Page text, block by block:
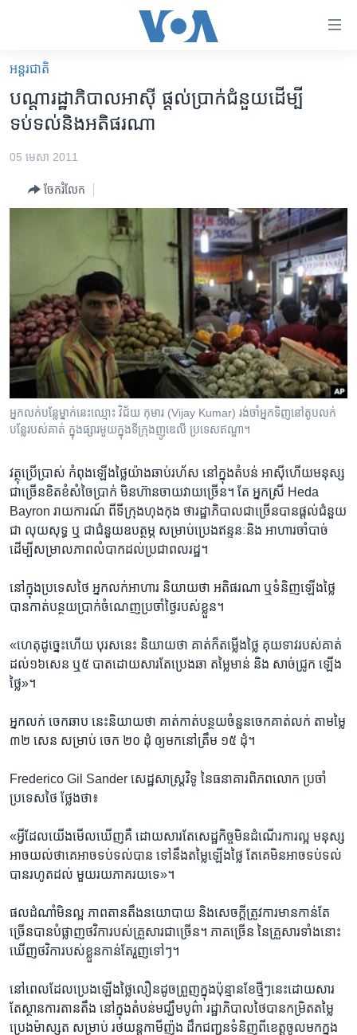
គេហទំព័រ​
ទាក់ទង
និង​
ព័ត៌មាន​​
ទៅ​
ទំព័រ​
រចនា
សម្ព័ន្ធ​
រំលង​
និង​
ចូល​
កាន់​
ទំព័រ​
ស្វែង​
រក
អន្តរជាតិ
ហេឡូវីអូអេ
ព្រឹត្តិការណ៍ព័ត៌មាន
ទូរទស្សន៍ / វីដេអូ​
វិទ្យុ / ផតខាសថ៍
កម្មវិធីទាំងអស់
Khmer English
បណ្តាញ​សង្គម
ភាសា
អន្តរជាតិ
បណ្តារដ្ឋាភិបាលអាស៊ី ​ផ្តល់ប្រាក់ជំនួយ​ដើម្បី​
ទប់ទល់​និង​អតិផរណា
05 មេសា 2011
ចែករំលែក
អ្នកលក់​បន្លែ​ម្នាក់នេះ​ឈ្មោះ​ វិជ័យ កុមារ (Vijay Kumar) រង់ចាំ​អ្នកទិញ​​នៅ​តូប​លក់​
បន្លែ​​របស់​គាត់​ ក្នុង​​ផ្សារ​មួយ​ក្នុង​ទីក្រុង​ញូឌេលី​ ប្រទេស​ឥណ្ឌា។​
វត្ថុ​ប្រើប្រាស់ កំពុង​ឡើងថ្លៃ​យ៉ាង​ឆាប់​រហ័ស នៅ​ក្នុងតំបន់​ អាស៊ី​ហើយ​មនុស្ស​
ជាច្រើន​ខិតខំ​សំចៃ​ប្រាក់​ មិន​ហ៊ាន​ចាយវាយ​ច្រើន។ ​តែ​ អ្នក​ស្រី​ Heda​
Bayron​ រាយការណ៍ ​ពី​ទីក្រុងហុងកុង​ ​ថា​រដ្ឋាភិបាល​ជា​ច្រើន​បាន​ផ្ដល់​ជំនួយ​
ជា​ លុយ​សុទ្ធ ​ឬ ​ជា​ជំនួយឧបត្ថម្ភ​ សម្រាប់​ប្រេង​ឥន្ទនៈ​និង​ អាហារ​ចាំបាច់​
ដើម្បី​សម្រាល​ភាពលំបាក​ដល់​ប្រជា​ពលរដ្ឋ។
នៅ​ក្នុង​ប្រទេស​ថៃ ​អ្នក​លក់​អាហារ​ និយាយ​ថា​ អតិ​ផរណា​ ឬ​ទំនិញ​ឡើង​ថ្លៃ​
បាន​កាត់​បន្ថយ​ប្រាក់​ចំណេញ​ប្រចាំ​ថ្ងៃ​របស់​ខ្លួន។
«ហេតុ​ដូច្នេះ​ហើយ​ បុរស​នេះ​ និយាយ​ថា​ គាត់​ក៏​តម្លើង​ថ្លៃ​ គុយទាវ​របស់​គាត់​
ដល់​១៦​សេន ឬ​៥ ​បាត​ដោយសារ​តែ​ប្រេង​ឆា​ តម្លៃ​មាន់ ​និង ​សាច់​ជ្រូក​ ឡើង
ថ្លៃ»។
អ្នកលក់​ ចេក​ឆាប នេះ​និយាយ​ថា ​គាត់​កាត់​បន្ថយ​ចំនួន​ចេក​គាត់​លក់​ តាមម្លៃ
​៣២​ សេន​ សម្រាប់​ ចេក ២០ ដុំ ​ឲ្យមក​នៅ​ត្រឹម​ ១៥ ដុំ។
Frederico​ Gil​ Sander សេដ្ឋសាស្រ្ដ​វិទូ​ នៃធនាគារ​ពិភពលោក​ ប្រចាំ​
ប្រទេស​ថៃ ​ថ្លែងថា៖
«អ្វី​ដែល​យើង​មើលឃើញ​គឺ ​ដោយ​សារ​តែ​សេដ្ឋ​កិច្ច​មិន​ដំណើរការ​ល្អ មនុស្ស​
អាច​យល់​ថា​គេ​អាច​ទប់ទល់​បាន​ ទៅ​នឹង​តម្លៃ​ឡើង​ថ្លៃ​ តែគេ​មិន​អាច​ទប់ទល់​
បាន​រហូត​ដល់​ មួយរយ​ភាគរយ​ទេ»។
ផល​ដំណាំ​មិនល្អ ភាព​តានតឹង​នយោបាយ​ និង​សេចក្ដី​ត្រូវការ​មាន​កាន់​តែ
ច្រើន​បាន​បំផ្លាញ​ថវិកា​របស់​គ្រួសារ​ជា​ច្រើន។ ​ភាគ​ច្រើន​ នៃ​គ្រួសារ​ទាំង​នោះ​
ឃើញ​ថវិកា​របស់​ខ្លួន​កាន់តែ​រួញ​ទៅៗ។
នៅ​ពេល​ដែល​ប្រេង​ឡើង​ថ្លៃ​លឿន​ដូច​ព្រួញ​ក្នុង​ប៉ុន្មាន​ខែ​ថ្មីៗ​នេះដោយសារ​
តែ​ស្ថាន​ការ​តាន​តឹង ​នៅ​ក្នុង​តំបន់​មជ្ឃឹម​បូព៌ា​ រដ្ឋាភិបាល​ថៃ​បាន​កម្រិត​តម្លៃ​
ប្រេង​ម៉ាស្សូត សម្រាប់ ​រថយន្ដ​កាមីញ៉ុង ដឹក​ជញ្ជូន​ទំនិញ​ពីខេត្ដ​ចូល​មក​ក្នុង​